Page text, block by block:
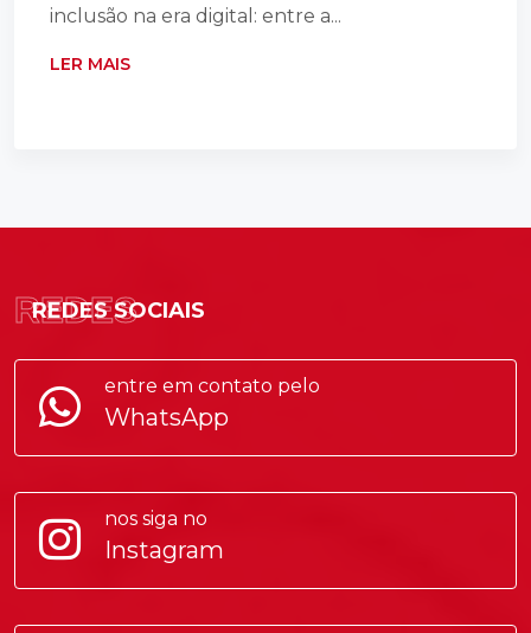
inclusão na era digital: entre a...
LER MAIS
REDES SOCIAIS
REDES
entre em contato pelo
WhatsApp
nos siga no
Instagram